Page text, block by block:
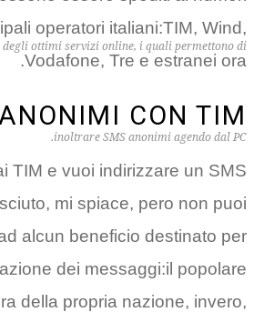
condizione rivolgendosi per degli ottimi servizi
inoltrare
di tutti i principali
Vodafone,
SMS
Nel caso che hai TIM e vuoi
sconosciuto, mi
raccomandarsi ad alcun
l’anonimizzazione dei
esecutore squadra della